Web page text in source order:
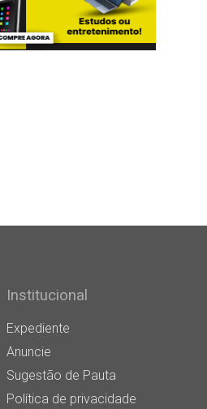
Institucional
Expediente
Anuncie
Sugestão de Pauta
Política de privacidade